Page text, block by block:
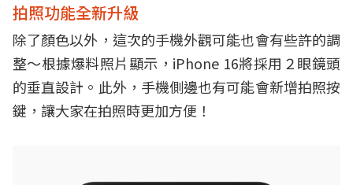
拍照功能全新升級
除了顏色以外，這次的手機外觀可能也會有些許的調
整～根據爆料照片顯示，iPhone 16將採用２眼鏡頭
的垂直設計。此外，手機側邊也有可能會新增拍照按
鍵，讓大家在拍照時更加方便！